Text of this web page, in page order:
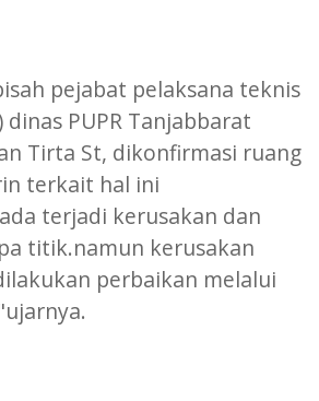
pejabat pelaksana teknis
dinas PUPR Tanjabbarat
Tirta St, dikonfirmasi ruang
terkait hal ini
terjadi kerusakan dan
titik.namun kerusakan
perbaikan melalui